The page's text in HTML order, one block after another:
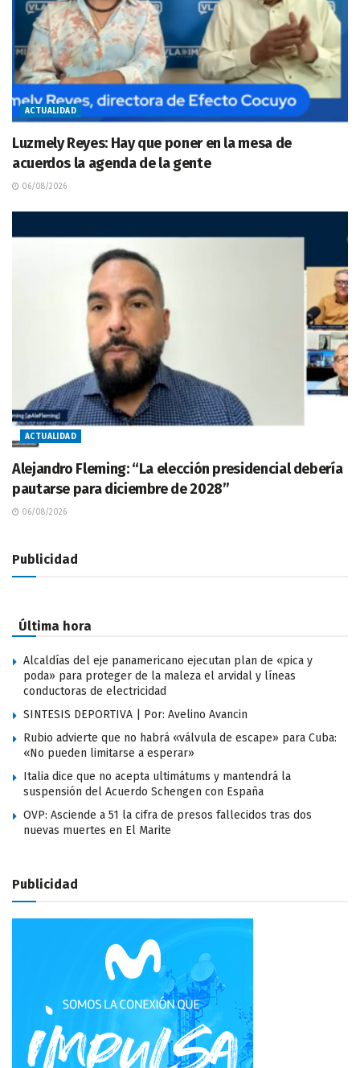
ACTUALIDAD
Luzmely Reyes: Hay que poner en la mesa de
acuerdos la agenda de la gente
06/08/2026
ACTUALIDAD
Alejandro Fleming: “La elección presidencial debería
pautarse para diciembre de 2028”
06/08/2026
Publicidad
Última hora
Alcaldías del eje panamericano ejecutan plan de «pica y
poda» para proteger de la maleza el arvidal y líneas
conductoras de electricidad
SINTESIS DEPORTIVA | Por: Avelino Avancin
Rubio advierte que no habrá «válvula de escape» para Cuba:
«No pueden limitarse a esperar»
Italia dice que no acepta ultimátums y mantendrá la
suspensión del Acuerdo Schengen con España
OVP: Asciende a 51 la cifra de presos fallecidos tras dos
nuevas muertes en El Marite
Publicidad